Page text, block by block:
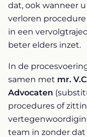
dat, ook wanneer
verloren
in een
beter elders inzet.
In de
samen met mr.
Advocaten
procedures of
team in zonder